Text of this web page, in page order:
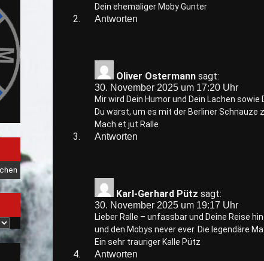
Dein ehemaliger Moby Gunter
Antworten
Oliver Ostermann sagt:
30. November 2025 um 17:20 Uhr
Mir wird Dein Humor und Dein Lachen
Du warst, um es mit der Berliner Schnauze
Mach et jut Ralle
Antworten
Karl-Gerhard Pütz sagt:
30. November 2025 um 19:17 Uhr
Lieber Ralle – unfassbar und Deine Reise
und den Mobys never ever. Die legendäre
Ein sehr trauriger Kalle Pütz
Antworten